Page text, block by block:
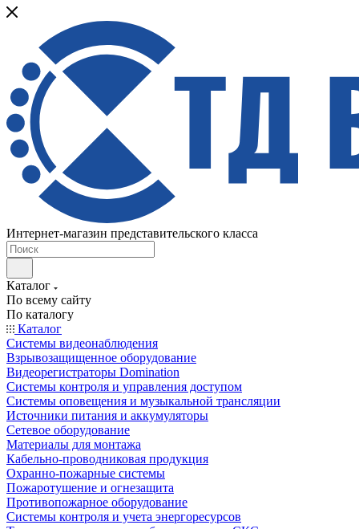
Интернет-магазин представительского класса
Каталог
По всему сайту
По каталогу
Каталог
Системы видеонаблюдения
Взрывозащищенное оборудование
Видеорегистраторы Domination
Системы контроля и управления доступом
Системы оповещения и музыкальной трансляции
Источники питания и аккумуляторы
Сетевое оборудование
Материалы для монтажа
Кабельно-проводниковая продукция
Охранно-пожарные системы
Пожаротушение и огнезащита
Противопожарное оборудование
Системы контроля и учета энергоресурсов